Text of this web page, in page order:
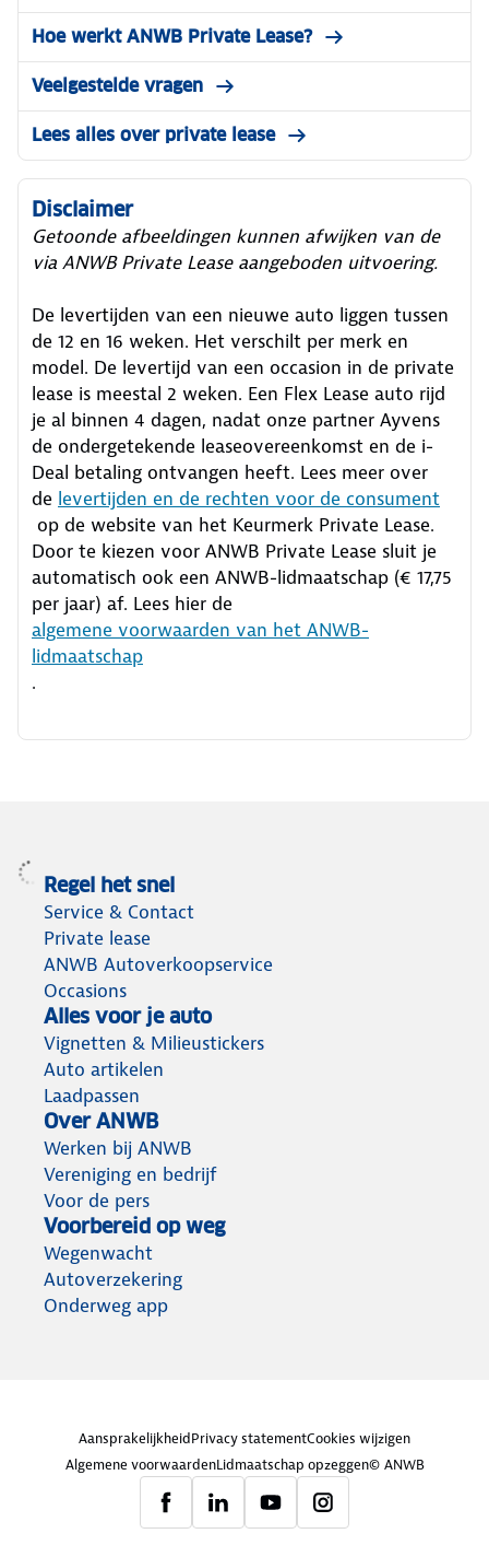
Hoe werkt ANWB Private Lease?
Veelgestelde vragen
Lees alles over private lease
Disclaimer
Getoonde afbeeldingen kunnen afwijken van de
via ANWB Private Lease aangeboden uitvoering.
De levertijden van een nieuwe auto liggen tussen
de 12 en 16 weken. Het verschilt per merk en
model. De levertijd van een occasion in de private
lease is meestal 2 weken. Een Flex Lease auto rijd
je al binnen 4 dagen, nadat onze partner Ayvens
de ondergetekende leaseovereenkomst en de i-
Deal betaling ontvangen heeft. Lees meer over
de levertijden en de rechten voor de consument
op de website van het Keurmerk Private Lease.
Door te kiezen voor ANWB Private Lease sluit je
automatisch ook een ANWB-lidmaatschap (€ 17,75
per jaar) af. Lees hier de
algemene voorwaarden van het ANWB-
lidmaatschap
.
Regel het snel
Service & Contact
Private lease
ANWB Autoverkoopservice
Occasions
Alles voor je auto
Vignetten & Milieustickers
Auto artikelen
Laadpassen
Over ANWB
Werken bij ANWB
Vereniging en bedrijf
Voor de pers
Voorbereid op weg
Wegenwacht
Autoverzekering
Onderweg app
AansprakelijkheidPrivacy statementCookies wijzigen
Algemene voorwaardenLidmaatschap opzeggen© ANWB